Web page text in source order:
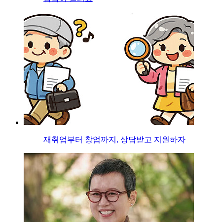
재취업부터 창업까지, 상담받고 지원하자